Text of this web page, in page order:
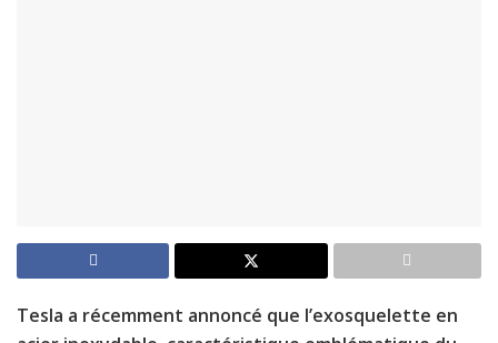
Tesla a récemment annoncé que l’exosquelette en